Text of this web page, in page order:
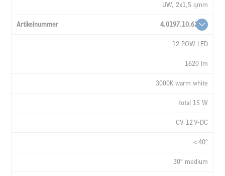
UW, 2x1,5 qmm
4.0197.10.62
12 POW-LED
1620 lm
3000K warm white
total 15 W
CV 12 V-DC
<40°
30° medium